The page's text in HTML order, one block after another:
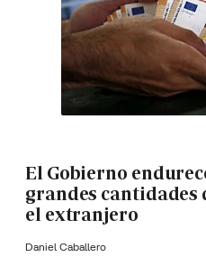
El Gobierno
grandes cantidades
el extranjero
Daniel Caballero